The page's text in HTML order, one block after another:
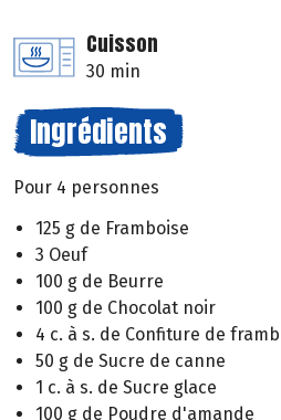
Cuisson
30 min
Ingrédients
Pour 4 personnes
125 g de Framboise
3 Oeuf
100 g de Beurre
100 g de Chocolat noir
4 c. à s. de Confiture de
50 g de Sucre de canne
1 c. à s. de Sucre glace
100 g de Poudre d'amande